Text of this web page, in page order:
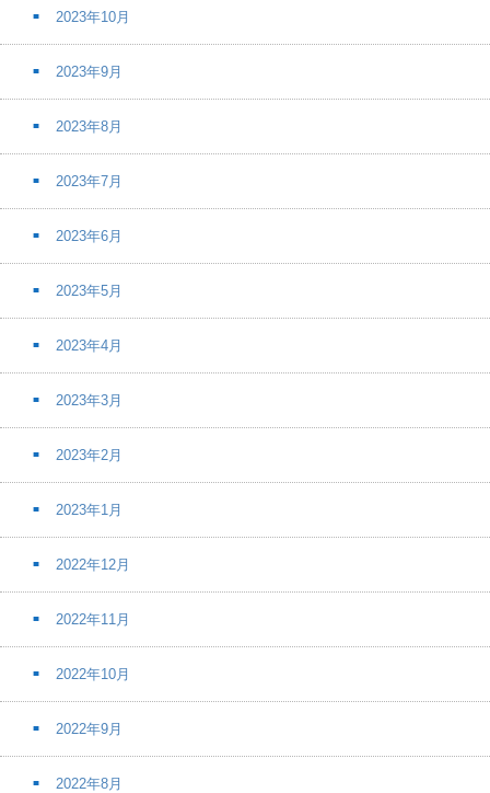
2023年10月
2023年9月
2023年8月
2023年7月
2023年6月
2023年5月
2023年4月
2023年3月
2023年2月
2023年1月
2022年12月
2022年11月
2022年10月
2022年9月
2022年8月